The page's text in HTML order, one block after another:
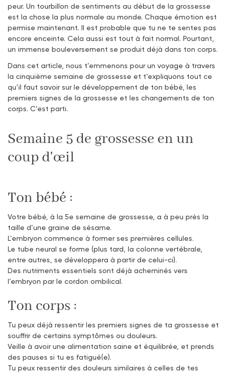
peur. Un tourbillon de sentiments au début de la grossesse
est la chose la plus normale au monde. Chaque émotion est
permise maintenant. Il est probable que tu ne te sentes pas
encore enceinte. Cela aussi est tout à fait normal. Pourtant,
un immense bouleversement se produit déjà dans ton corps.
Dans cet article, nous t’emmenons pour un voyage à travers
la cinquième semaine de grossesse et t’expliquons tout ce
qu’il faut savoir sur le développement de ton bébé, les
premiers signes de la grossesse et les changements de ton
corps. C’est parti.
Semaine 5 de grossesse en un
coup d'œil
Ton bébé :
Votre bébé, à la 5e semaine de grossesse, a à peu près la
taille d’une graine de sésame.
L'embryon commence à former ses premières cellules.
Le tube neural se forme (plus tard, la colonne vertébrale,
entre autres, se développera à partir de celui-ci).
Des nutriments essentiels sont déjà acheminés vers
l’embryon par le cordon ombilical.
Ton corps :
Tu peux déjà ressentir les premiers signes de ta grossesse et
souffrir de certains symptômes ou douleurs.
Veille à avoir une alimentation saine et équilibrée, et prends
des pauses si tu es fatigué(e).
Tu peux ressentir des douleurs similaires à celles de tes